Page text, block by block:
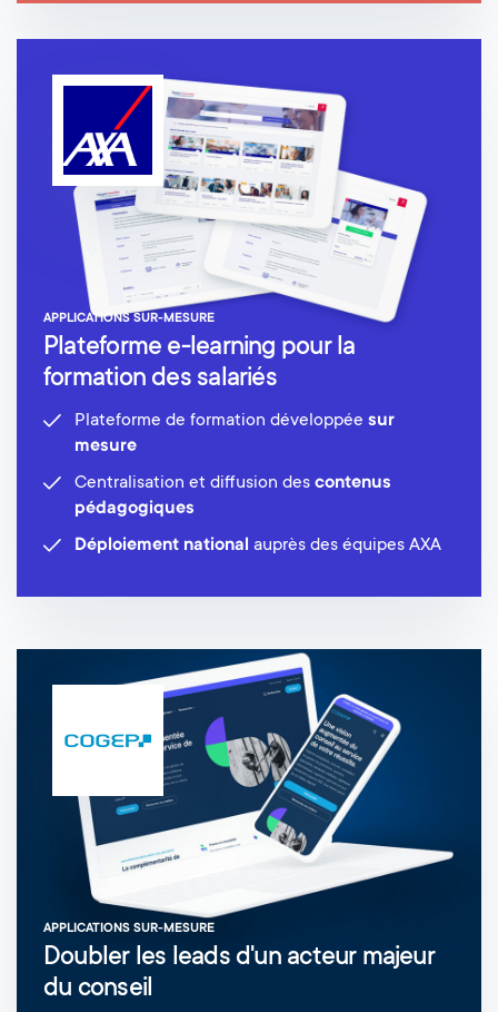
APPLICATIONS SUR-MESURE
Plateforme e-learning pour la
formation des salariés
Plateforme de formation développée sur
mesure
Centralisation et diffusion des contenus
pédagogiques
Déploiement national auprès des équipes AXA
APPLICATIONS SUR-MESURE
Doubler les leads d'un acteur majeur
du conseil